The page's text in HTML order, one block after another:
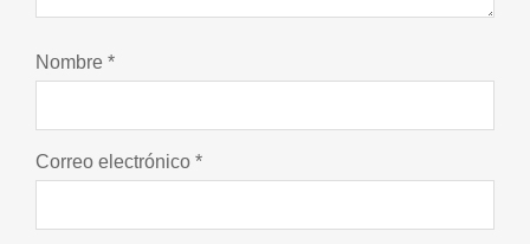
Nombre *
Correo electrónico *